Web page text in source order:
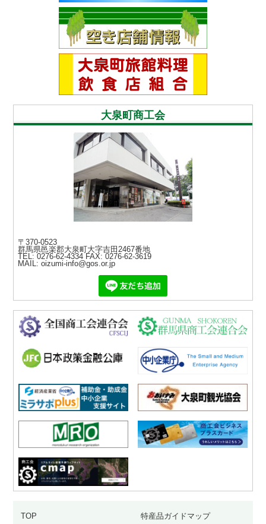
大泉町商工会
〒370-0523
群馬県邑楽郡大泉町大字吉田2467番地
TEL: 0276-62-4334FAX: 0276-62-3619
MAIL: oizumi-info@gos.or.jp
TOP 特産品ガイドマップ